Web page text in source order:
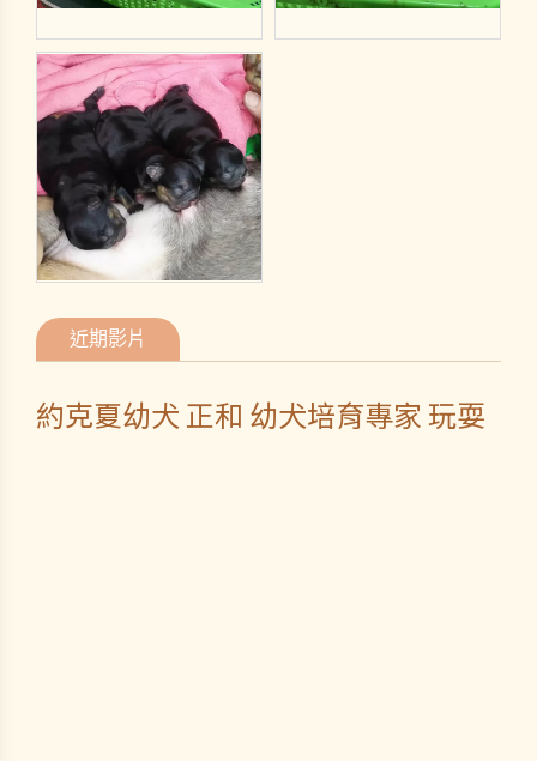
近期影片
約克夏幼犬 正和 幼犬培育專家 玩耍